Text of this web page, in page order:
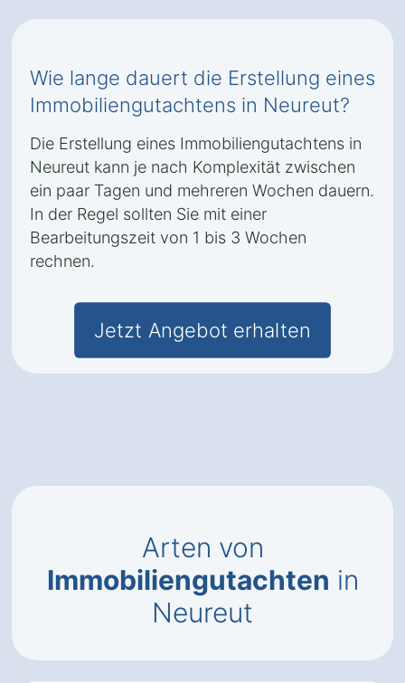
Wie lange dauert die Erstellung eines
Immobiliengutachtens in Neureut?
Die Erstellung eines Immobiliengutachtens in
Neureut kann je nach Komplexität zwischen
ein paar Tagen und mehreren Wochen dauern.
In der Regel sollten Sie mit einer
Bearbeitungszeit von 1 bis 3 Wochen
rechnen.
Jetzt Angebot erhalten
Arten von
Immobiliengutachten in
Neureut